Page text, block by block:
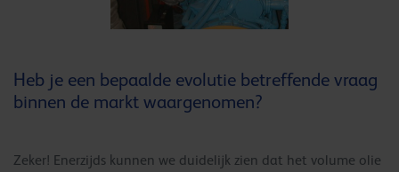
Heb je een bepaalde evolutie betreffende vraag
binnen de markt waargenomen?
Zeker! Enerzijds kunnen we duidelijk zien dat het volume olie